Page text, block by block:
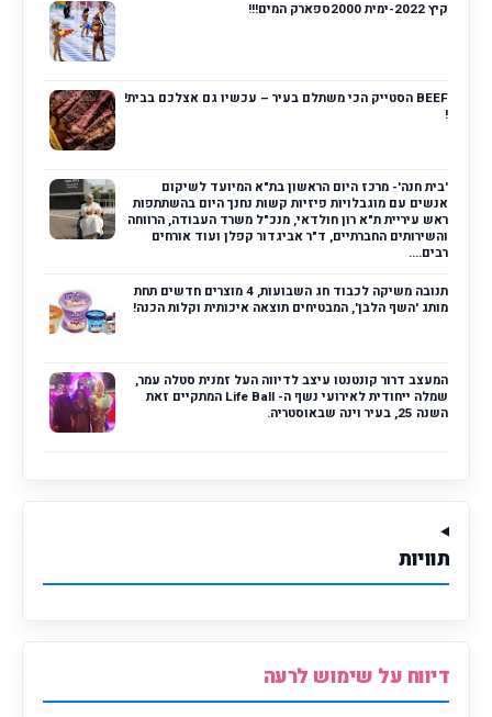
קיץ 2022-ימית 2000ספארק המים!!!
BEEF הסטייק הכי משתלם בעיר – עכשיו גם אצלכם בבית!
!
'בית חנה'- מרכז היום הראשון בת"א המיועד לשיקום
אנשים עם מוגבלויות פיזיות קשות נחנך היום בהשתתפות
ראש עיריית ת"א רון חולדאי, מנכ"ל משרד העבודה, הרווחה
והשירותים החברתיים, ד"ר אביגדור קפלן ועוד אורחים
רבים....
תנובה משיקה לכבוד חג השבועות, 4 מוצרים חדשים תחת
מותג 'השף הלבן', המבטיחים תוצאה איכותית וקלות הכנה!
המעצב דרור קונטנטו עיצב לדיווה העל זמנית סטלה עמר,
שמלה ייחודית לאירועי נשף ה- Life Ball המתקיים זאת
השנה 25, בעיר וינה שבאוסטריה.
תוויות
דיווח על שימוש לרעה